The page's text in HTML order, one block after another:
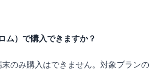
ム）で購入できますか？
のみ購入はできません。対象プランの